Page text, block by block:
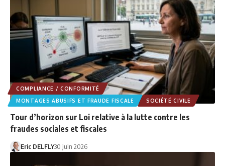
COMPLIANCE / CONFORMITÉ
MONTAGES ABUSIFS ET FRAUDE FISCALE
SOCIÉTÉ CIVILE
Tour d’horizon sur Loi relative à la lutte contre les
fraudes sociales et fiscales
Eric DELFLY30 juin 2026